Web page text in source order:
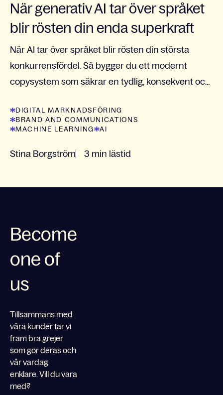
När generativ AI tar över språket
blir rösten din enda superkraft
När AI tar över språket blir rösten din största
konkurrensfördel. Så bygger du ett modernt
copysystem som säkrar en tydlig, konsekvent och
DIGITAL MARKNADSFÖRING
BRAND AND COMMUNICATIONS
MACHINE LEARNING
AI
Stina Borgström 3 min lästid
Become
one of
us
Tillsammans med
våra kunder tar vi
fram bra grejer
som gör deras och
vår vardag
enklare. Vill du vara
med?